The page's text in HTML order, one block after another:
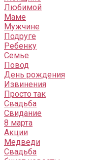
Любимой
Маме
Мужчине
Подруге
Ребенку
Семье
Повод
День рождения
Извинения
Просто так
Свадьба
Свидание
8 марта
Акции
Медведи
Свадьба